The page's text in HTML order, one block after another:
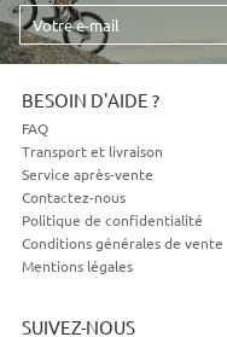
Votre
e-
mail
BESOIN D'AIDE ?
FAQ
Transport et livraison
Service après-vente
Contactez-nous
Politique de confidentialité
Conditions générales de vente
Mentions légales
SUIVEZ-NOUS